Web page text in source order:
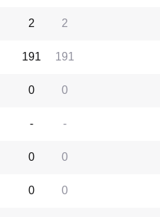
2
2
191
191
0
0
-
-
0
0
0
0